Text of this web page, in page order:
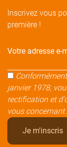
Inscrivez vous
première !
Votre adresse e-
janvier 1978,
rectification et
vous concernant.